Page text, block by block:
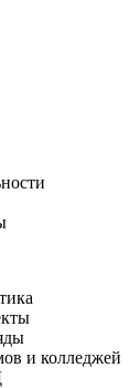
и колледжей